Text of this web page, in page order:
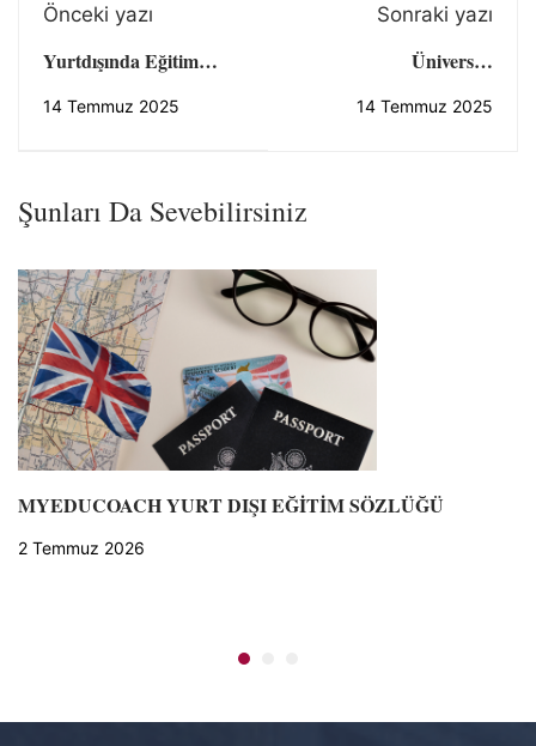
Önceki yazı
Yurtdışında Eğitim
Süreci Ve Baş Etme
14 Temmuz 2025
Sonraki yazı
Üniversite
Mektubu” Nasıl Yazılır?
14 Temmuz 2025
Şunları Da Sevebilirsiniz
MYEDUCOACH YURT DIŞI EĞİTİM SÖZLÜĞÜ
2 Temmuz 2026